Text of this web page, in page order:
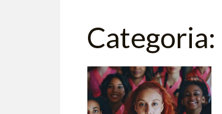
Categoria: